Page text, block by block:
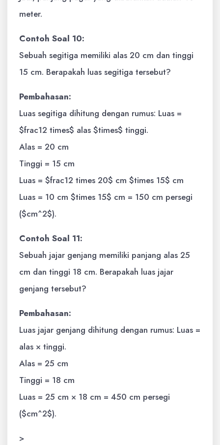
meter.
Contoh Soal 10:
Sebuah segitiga memiliki alas 20 cm dan tinggi
15 cm. Berapakah luas segitiga tersebut?
Pembahasan:
Luas segitiga dihitung dengan rumus: Luas =
$frac12 times$ alas $times$ tinggi.
Alas = 20 cm
Tinggi = 15 cm
Luas = $frac12 times 20$ cm $times 15$ cm
Luas = 10 cm $times 15$ cm = 150 cm persegi
($cm^2$).
Contoh Soal 11:
Sebuah jajar genjang memiliki panjang alas 25
cm dan tinggi 18 cm. Berapakah luas jajar
genjang tersebut?
Pembahasan:
Luas jajar genjang dihitung dengan rumus: Luas =
alas × tinggi.
Alas = 25 cm
Tinggi = 18 cm
Luas = 25 cm × 18 cm = 450 cm persegi
($cm^2$).
>